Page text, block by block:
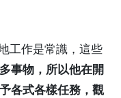
工作是常識，這些
事物，所以他在開
各式各樣任務，觀